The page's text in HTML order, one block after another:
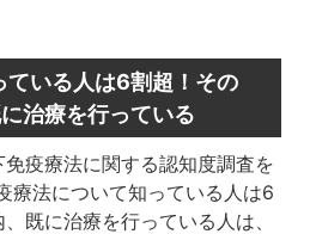
ている人は6割超！その
治療を行っている
疫療法に関する認知度調査を
療法について知っている人は6
既に治療を行っている人は、